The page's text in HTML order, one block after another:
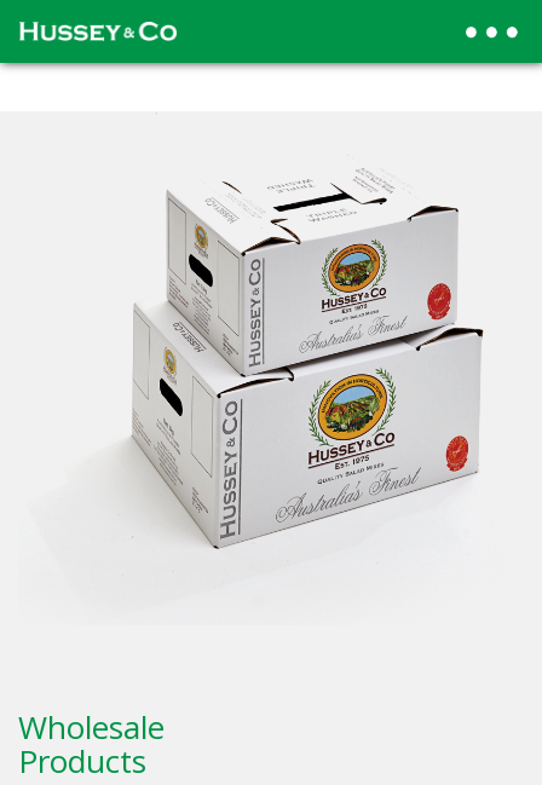
Wholesale
Products